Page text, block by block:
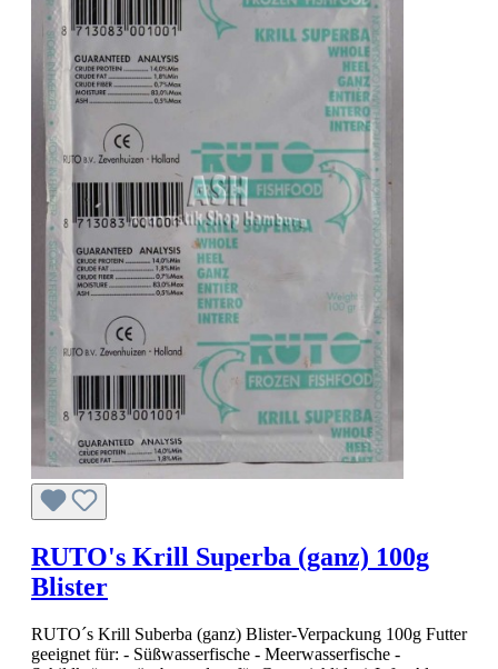
RUTO's Krill Superba (ganz) 100g
Blister
RUTO´s Krill Suberba (ganz) Blister-Verpackung 100g Futter
geeignet für: - Süßwasserfische - Meerwasserfische -